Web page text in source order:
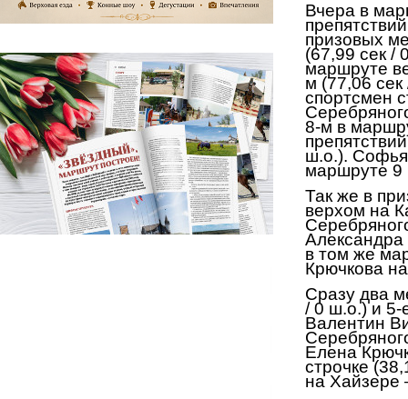
Вчера в
призовых
(67,99 сек /
маршруте
м (77,06
спортсмен
8-м в
ш.о.).
маршруте
Так же в
верхом на
в том же
Крючкова
Сразу два
/ 0 ш.о.) и
Валентин
Елена
строчке
на Хайзере